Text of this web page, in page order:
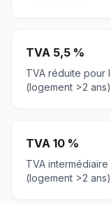
TVA 5,5 %
TVA réduite pour
(logement >2
TVA 10 %
TVA
(logement >2